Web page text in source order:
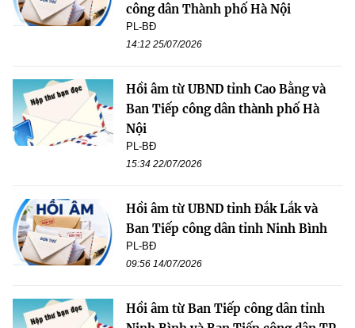
công dân Thành phố Hà Nội
PL-BĐ
14:12 25/07/2026
Hồi âm từ UBND tỉnh Cao Bằng và
Ban Tiếp công dân thành phố Hà
Nội
PL-BĐ
15:34 22/07/2026
Hồi âm từ UBND tỉnh Đắk Lắk và
Ban Tiếp công dân tỉnh Ninh Bình
PL-BĐ
09:56 14/07/2026
Hồi âm từ Ban Tiếp công dân tỉnh